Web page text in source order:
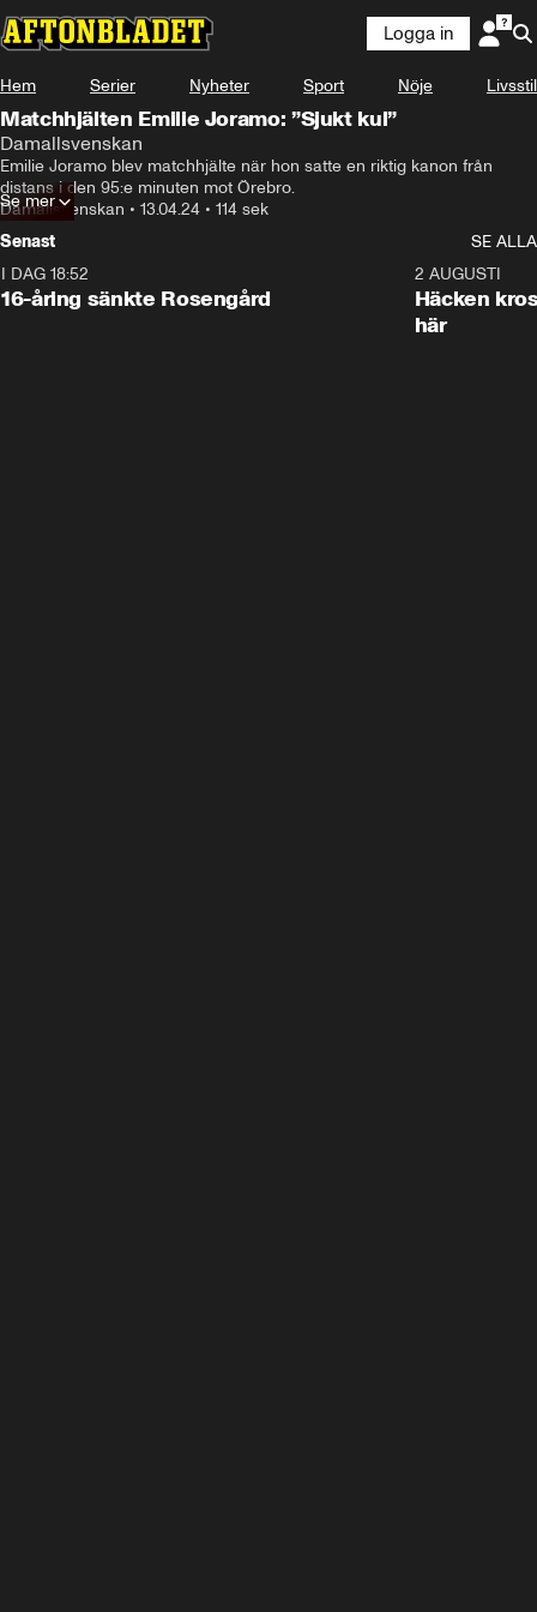
Logga in
Hem Serier Nyheter Sport Nöje Livsstil
Matchhjälten Emilie Joramo: ”Sjukt kul”
Damallsvenskan
Emilie Joramo blev matchhjälte när hon satte en riktig kanon från
distans i den 95:e minuten mot Örebro.
Damallsvenskan • 13.04.24 • 114 sek
Se mer
Senast
SE ALLA
I DAG 18:52
16-åring sänkte Rosengård
2 AUGUSTI
Häcken
här